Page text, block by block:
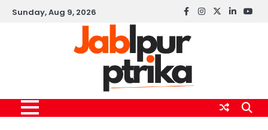
SkipSunday, Aug 9, 2026 Facebook
instagram
twitterlinkedin